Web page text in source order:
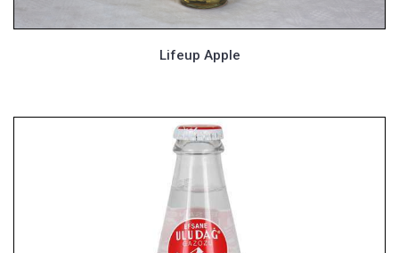
Lifeup Apple